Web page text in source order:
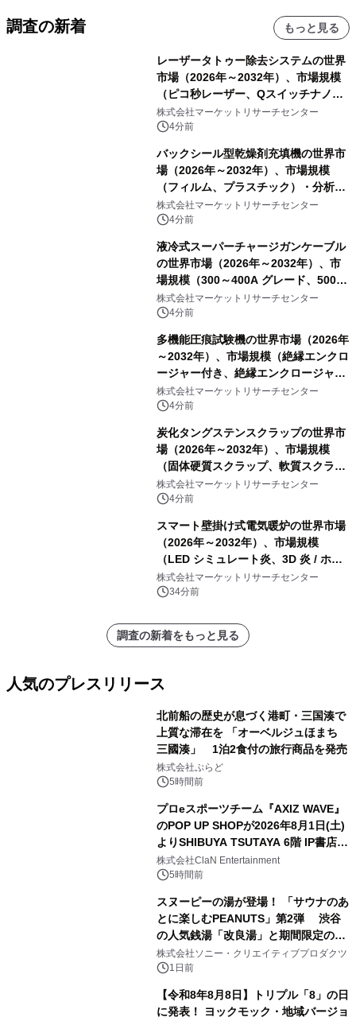
調査の新着 もっと見る
レーザータトゥー除去システムの世界
市場（2026年～2032年）、市場規模
（ピコ秒レーザー、Qスイッチナノ秒
レーザー）・分析レポートを発表
株式会社マーケットリサーチセンター
4分前
バックシール型乾燥剤充填機の世界市
場（2026年～2032年）、市場規模
（フィルム、プラスチック）・分析レ
ポートを発表
株式会社マーケットリサーチセンター
4分前
液冷式スーパーチャージガンケーブル
の世界市場（2026年～2032年）、市
場規模（300～400A グレード、500A
グレード、600～800A グレード、
1000A グレード）・分析レポートを発
株式会社マーケットリサーチセンター
4分前
多機能圧痕試験機の世界市場（2026年
～2032年）、市場規模（絶縁エンクロ
ージャー付き、絶縁エンクロージャー
なし）・分析レポートを発表
株式会社マーケットリサーチセンター
4分前
炭化タングステンスクラップの世界市
場（2026年～2032年）、市場規模
（固体硬質スクラップ、軟質スクラッ
プ、削りくず、研削スラッジ、フィル
ター媒体、微粉、オーバースプレー、
を発表
株式会社マーケットリサーチセンター
4分前
スマート壁掛け式電気暖炉の世界市場
（2026年～2032年）、市場規模
（LED シミュレート炎、3D 炎 / ホロ
グラフィック効果、水ミスト炎）・分
析レポートを発表
株式会社マーケットリサーチセンター
34分前
調査の新着をもっと見る
人気のプレスリリース
北前船の歴史が息づく港町・三国湊で
上質な滞在を 「オーベルジュほまち
三國湊」 1泊2食付の旅行商品を発売
株式会社ぷらど
5時間前
プロeスポーツチーム『AXIZ WAVE』
のPOP UP SHOPが2026年8月1日(土)
よりSHIBUYA TSUTAYA 6階 IP書店で
開催決定！！
株式会社ClaN Entertainment
5時間前
スヌーピーの湯が登場！ 「サウナのあ
とに楽しむPEANUTS」第2弾 渋谷
の人気銭湯「改良湯」と期間限定のコ
ラボレーション サウナイキタイコラ
ボグッズも発売決定！
株式会社ソニー・クリエイティブプロダクツ
1日前
【令和8年8月8日】トリプル「8」の日
に発表！ ヨックモック・地域バージョ